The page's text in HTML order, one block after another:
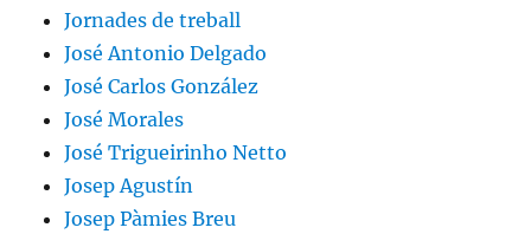
Jornades de treball
José Antonio Delgado
José Carlos González
José Morales
José Trigueirinho Netto
Josep Agustín
Josep Pàmies Breu